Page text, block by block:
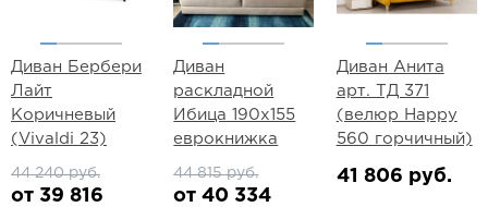
Диван Бербери
Лайт
Коричневый
(Vivaldi 23)
44 240 руб.
от 39 816
Диван
раскладной
Ибица 190х155
еврокнижка
44 815 руб.
от 40 334
Диван Анита
арт. ТД 371
(велюр Happy
560 горчичный)
41 806 руб.